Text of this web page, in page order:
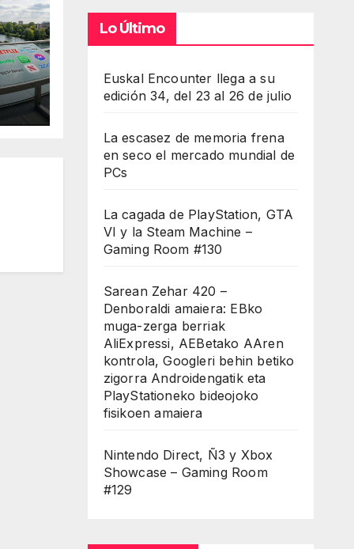
Lo Último
Euskal Encounter llega a su
edición 34, del 23 al 26 de julio
La escasez de memoria frena
en seco el mercado mundial de
PCs
La cagada de PlayStation, GTA
VI y la Steam Machine –
Gaming Room #130
Sarean Zehar 420 –
Denboraldi amaiera: EBko
muga-zerga berriak
AliExpressi, AEBetako AAren
kontrola, Googleri behin betiko
zigorra Androidengatik eta
PlayStationeko bideojoko
fisikoen amaiera
Nintendo Direct, Ñ3 y Xbox
Showcase – Gaming Room
#129